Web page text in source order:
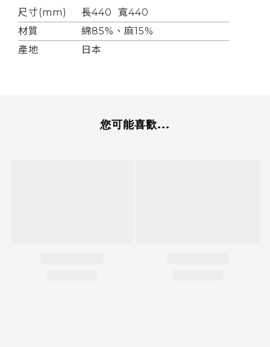
尺寸(mm)
長440 寬440
材質
綿85%、麻15%
產地
日本
您可能喜歡...